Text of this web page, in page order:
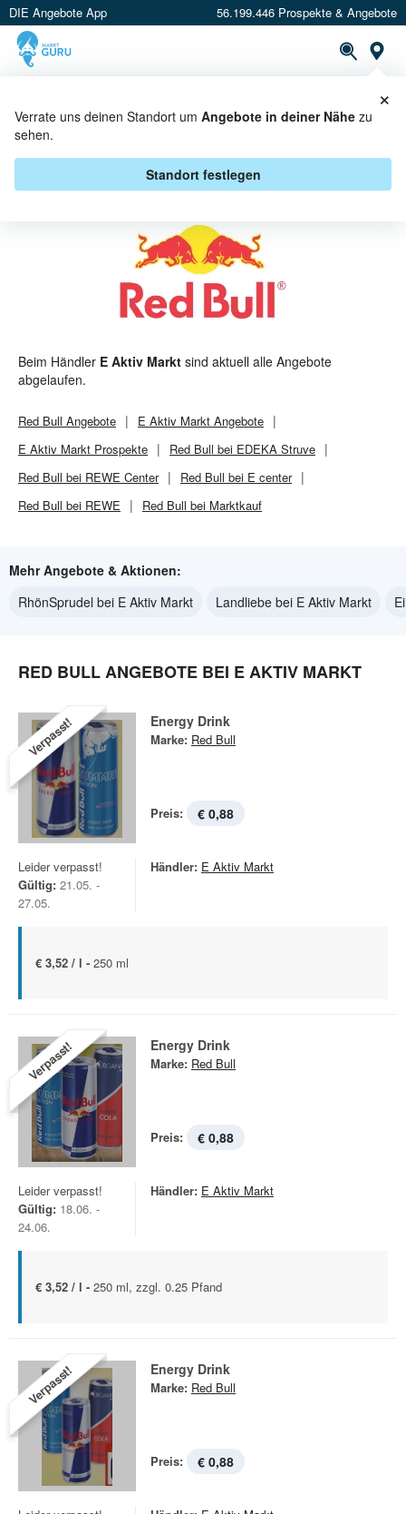
DIE Angebote App 56.199.446 Prospekte & Angebote
Verrate uns deinen Standort um Angebote in deiner Nähe zu
sehen.
Standort festlegen
×
RED BULL BEI E AKTIV MARKT -
ANGEBOTE & AKTIONEN
Beim Händler E Aktiv Markt sind aktuell alle Angebote
abgelaufen.
Red Bull Angebote E Aktiv Markt Angebote
E Aktiv Markt Prospekte
Red Bull bei EDEKA Struve
Red Bull bei REWE Center
Red Bull bei E center
Red Bull bei REWE
Red Bull bei Marktkauf
Mehr Angebote & Aktionen:
RhönSprudel bei E Aktiv Markt
Landliebe bei E Aktiv Markt
RED BULL ANGEBOTE BEI E AKTIV MARKT
Verpasst! Energy Drink
Marke: Red Bull
Preis: € 0,88
Leider verpasst!
Gültig: 21.05. -
27.05.
Händler: E Aktiv Markt
€ 3,52 / l - 250 ml
Verpasst! Energy Drink
Marke: Red Bull
Preis: € 0,88
Leider verpasst!
Gültig: 18.06. -
24.06.
Händler: E Aktiv Markt
€ 3,52 / l - 250 ml, zzgl. 0.25 Pfand
Verpasst! Energy Drink
Marke: Red Bull
Preis: € 0,88